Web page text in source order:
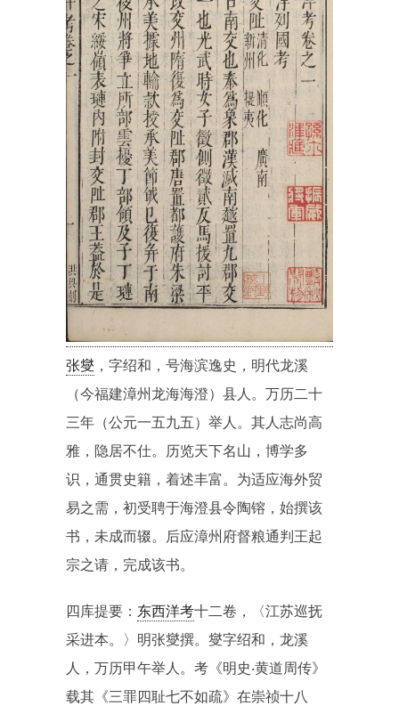
张燮 ，字绍和，号海滨逸史，明代龙溪
（今福建漳州龙海海澄）县人。万历二十
三年（公元一五九五）举人。其人志尚高
雅，隐居不仕。历览天下名山，博学多
识，通贯史籍，着述丰富。为适应海外贸
易之需，初受聘于海澄县令陶镕，始撰该
书，未成而辍。后应漳州府督粮通判王起
宗之请，完成该书。
四库提要： 东西洋考十二卷，〈江苏巡抚
采进本。〉明张燮撰。燮字绍和，龙溪
人，万历甲午举人。考《明史‧黄道周传》
载其《三罪四耻七不如疏》在崇祯十八